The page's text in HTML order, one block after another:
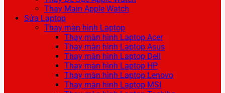
Thay Main Apple Watch
Sửa Laptop
Thay màn hình Laptop
Thay màn hình Laptop Acer
Thay màn hình Laptop Asus
Thay màn hình Laptop Dell
Thay màn hình Laptop HP
Thay màn hình Laptop Lenovo
Thay màn hình Laptop MSI